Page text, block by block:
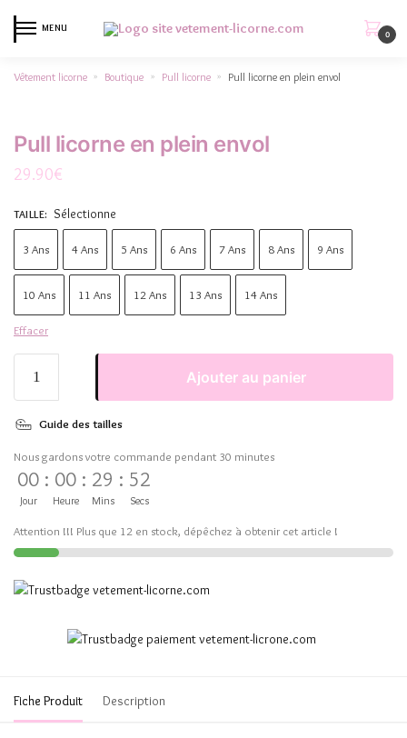
MENU
0
Vêtement licorne » Boutique » Pull licorne » Pull licorne en plein envol
Pull licorne en plein envol
29.90€
TAILLE: Sélectionne
3 Ans 4 Ans 5 Ans 6 Ans 7 Ans 8 Ans 9 Ans
10 Ans 11 Ans 12 Ans 13 Ans 14 Ans
Effacer
Ajouter au panier
Guide des tailles
Nous gardons votre commande pendant 30 minutes
00
Jour
: 00
Heure
: 29
Mins
: 52
Secs
Attention !!! Plus que 12 en stock, dépêchez à obtenir cet article !
Fiche Produit Description